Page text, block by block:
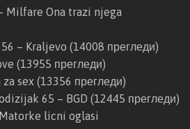
Milfare Ona trazi njega
– Kraljevo (14008 прегледи)
(13955 прегледи)
sex (13356 прегледи)
65 – BGD (12445 прегледи)
licni oglasi